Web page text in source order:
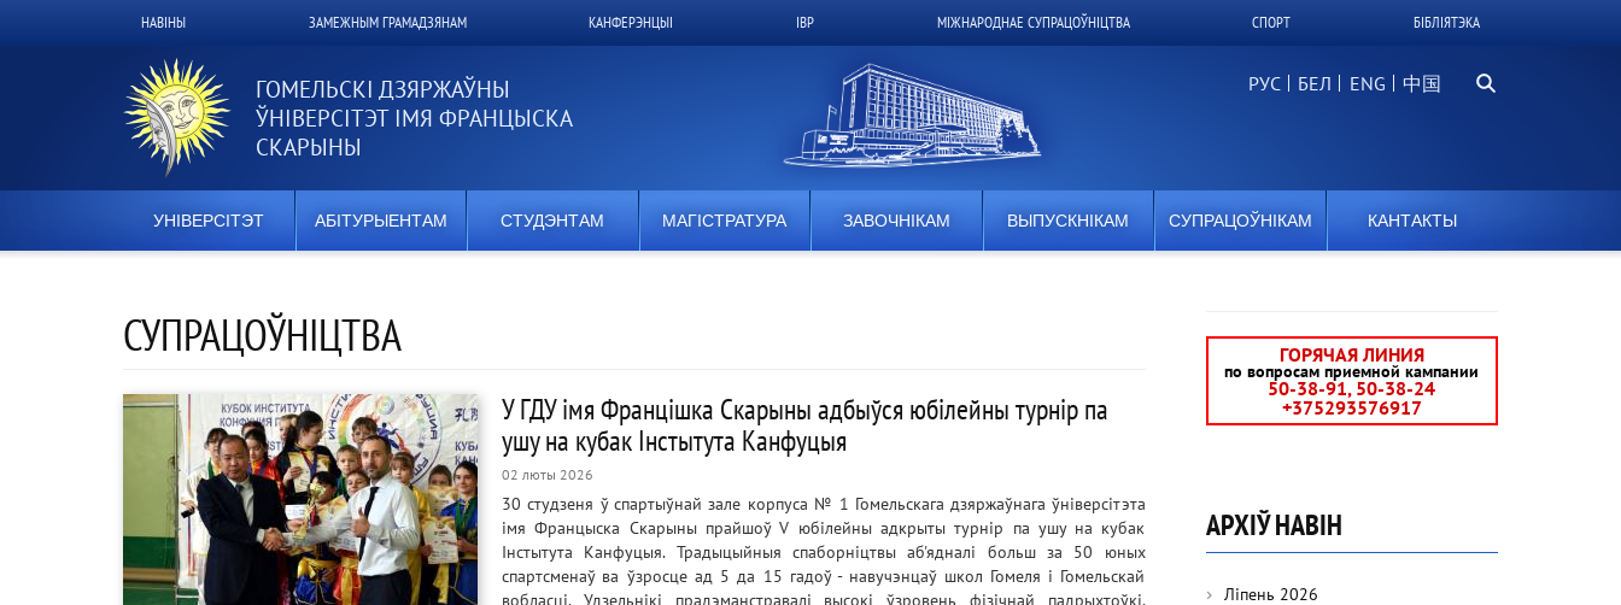
Верхнее
меню
НАВІНЫ ЗАМЕЖНЫМ ГРАМАДЗЯНАМ КАНФЕРЭНЦЫІ ІВР МІЖНАРОДНАЕ СУПРАЦОЎНІЦТВА СПОРТ БІБЛІЯТЭКА
ГОМЕЛЬСКІ ДЗЯРЖАЎНЫ
ЎНІВЕРСІТЭТ ІМЯ ФРАНЦЫСКА
СКАРЫНЫ
РУС БЕЛ 中国 Пошук
УНІВЕРСІТЭТ АБІТУРЫЕНТАМ СТУДЭНТАМ МАГІСТРАТУРА ЗАВОЧНІКАМ ВЫПУСКНІКАМ СУПРАЦОЎНІКАМ КАНТАКТЫ
СУПРАЦОЎНІЦТВА
У ГДУ імя Францішка Скарыны адбыўся юбілейны турнір па
ушу на кубак Інстытута Канфуцыя
02 люты 2026
30 студзеня ў спартыўнай зале корпуса № 1 Гомельскага дзяржаўнага ўніверсітэта
імя Францыска Скарыны прайшоў V юбілейны адкрыты турнір па ушу на кубак
Інстытута Канфуцыя. Традыцыйныя спаборніцтвы аб'ядналі больш за 50 юных
спартсменаў ва ўзросце ад 5 да 15 гадоў - навучэнцаў школ Гомеля і Гомельскай
вобласці. Удзельнікі прадэманстравалі высокі ўзровень фізічнай падрыхтоўкі,
ГОРЯЧАЯ ЛИНИЯ
по вопросам приемной кампании
50-38-91, 50-38-24
+375293576917
АРХІЎ НАВІН
Ліпень 2026